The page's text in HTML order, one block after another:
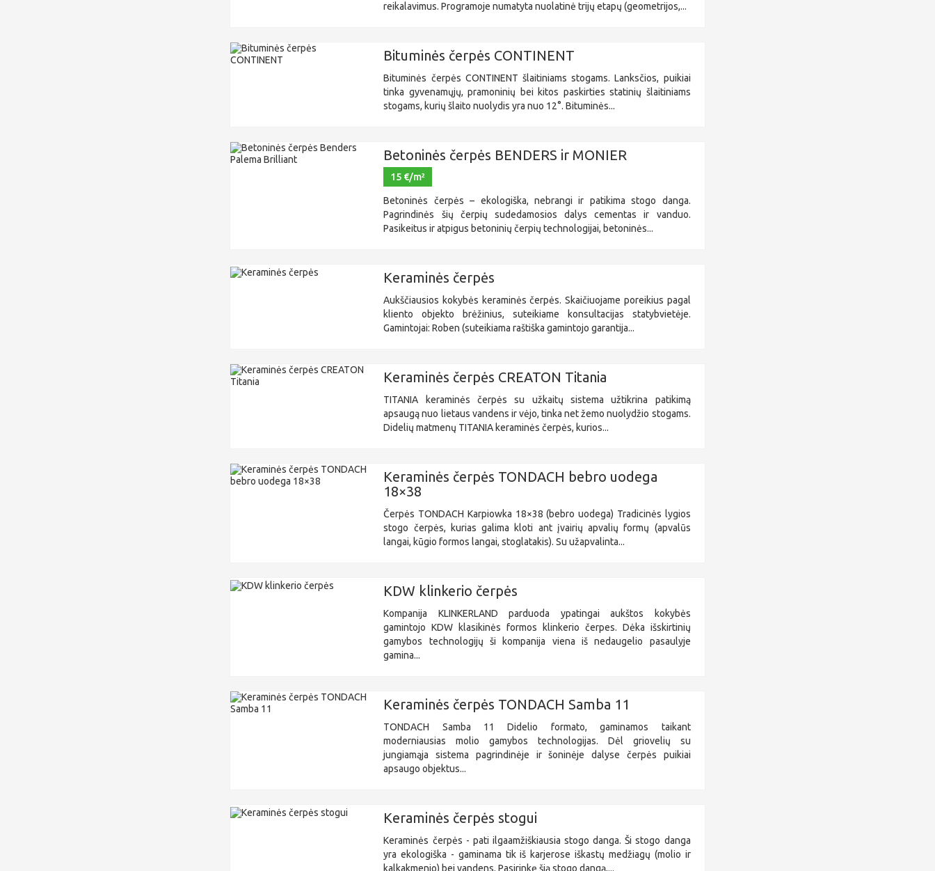
reikalavimus. Programoje numatyta nuolatinė trijų etapų (geometrijos,...
Bituminės čerpės CONTINENT
Bituminės čerpės CONTINENT šlaitiniams stogams. Lanksčios, puikiai
tinka gyvenamųjų, pramoninių bei kitos paskirties statinių šlaitiniams
stogams, kurių šlaito nuolydis yra nuo 12°. Bituminės...
Betoninės čerpės BENDERS ir MONIER
15 €/m²
Betoninės čerpės – ekologiška, nebrangi ir patikima stogo danga.
Pagrindinės šių čerpių sudedamosios dalys cementas ir vanduo.
Pasikeitus ir atpigus betoninių čerpių technologijai, betoninės...
Keraminės čerpės
Aukščiausios kokybės keraminės čerpės. Skaičiuojame poreikius pagal
kliento objekto brėžinius, suteikiame konsultacijas statybvietėje.
Gamintojai: Roben (suteikiama raštiška gamintojo garantija...
Keraminės čerpės CREATON Titania
TITANIA keraminės čerpės su užkaitų sistema užtikrina patikimą
apsaugą nuo lietaus vandens ir vėjo, tinka net žemo nuolydžio stogams.
Didelių matmenų TITANIA keraminės čerpės, kurios...
Keraminės čerpės TONDACH bebro uodega
18×38
Čerpės TONDACH Karpiowka 18×38 (bebro uodega) Tradicinės lygios
stogo čerpės, kurias galima kloti ant įvairių apvalių formų (apvalūs
langai, kūgio formos langai, stoglatakis). Su užapvalinta...
KDW klinkerio čerpės
Kompanija KLINKERLAND parduoda ypatingai aukštos kokybės
gamintojo KDW klasikinės formos klinkerio čerpes. Dėka išskirtinių
gamybos technologijų ši kompanija viena iš nedaugelio pasaulyje
gamina...
Keraminės čerpės TONDACH Samba 11
TONDACH Samba 11 Didelio formato, gaminamos taikant
moderniausias molio gamybos technologijas. Dėl griovelių su
jungiamąja sistema pagrindinėje ir šoninėje dalyse čerpės puikiai
apsaugo objektus...
Keraminės čerpės stogui
Keraminės čerpės - pati ilgaamžiškiausia stogo danga. Ši stogo danga
yra ekologiška - gaminama tik iš karjerose iškastų medžiagų (molio ir
kalkakmenio) bei vandens. Pasirinkę šią stogo dangą,...